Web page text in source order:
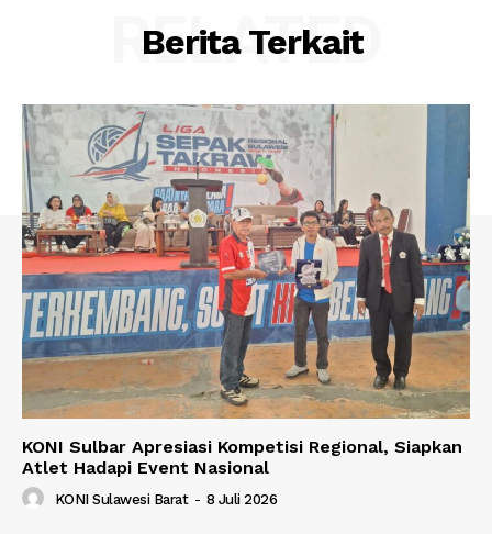
Berita Terkait
RELATED
KONI Sulbar Apresiasi Kompetisi Regional, Siapkan
Atlet Hadapi Event Nasional
KONI Sulawesi Barat - 8 Juli 2026